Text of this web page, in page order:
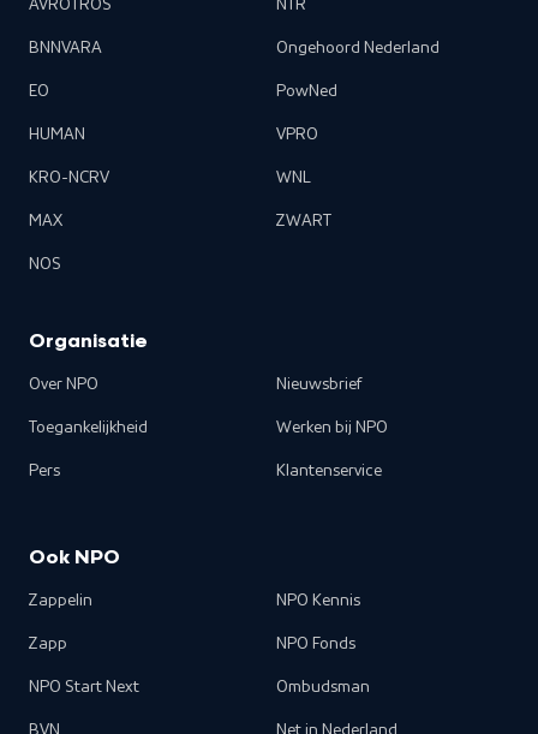
AVROTROS
BNNVARA
EO
HUMAN
KRO-NCRV
MAX
NOS
NTR
Ongehoord Nederland
PowNed
VPRO
WNL
ZWART
Organisatie
Over NPO
Toegankelijkheid
Pers
Nieuwsbrief
Werken bij NPO
Klantenservice
Ook NPO
Zappelin
Zapp
NPO Start Next
BVN
NPO Kennis
NPO Fonds
Ombudsman
Net in Nederland